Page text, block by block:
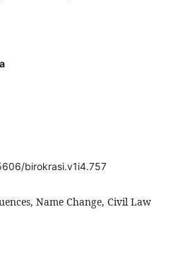
birokrasi.v1i4.757
Name Change, Civil Law